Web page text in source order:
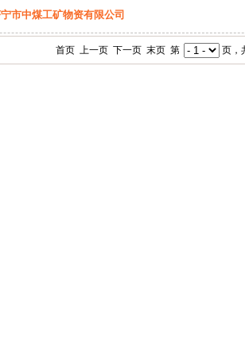
市中煤工矿物资有限公司
首页 上一页 下一页 末页 第 页，